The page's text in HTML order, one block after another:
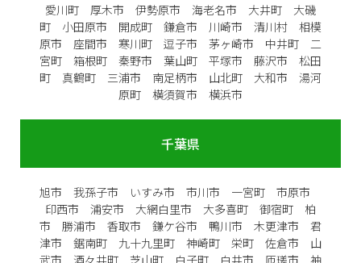
愛川町 厚木市 伊勢原市 海老名市 大井町 大磯
町 小田原市 開成町 鎌倉市 川崎市 清川村 相模
原市 座間市 寒川町 逗子市 茅ヶ崎市 中井町 二
宮町 箱根町 秦野市 葉山町 平塚市 藤沢市 松田
町 真鶴町 三浦市 南足柄市 山北町 大和市 湯河
原町 横須賀市 横浜市
千葉県
旭市 我孫子市 いすみ市 市川市 一宮町 市原市
印西市 浦安市 大網白里市 大多喜町 御宿町 柏
市 勝浦市 香取市 鎌ケ谷市 鴨川市 木更津市 君
津市 鋸南町 九十九里町 神崎町 栄町 佐倉市 山
武市 酒々井町 芝山町 白子町 白井市 匝瑳市 袖